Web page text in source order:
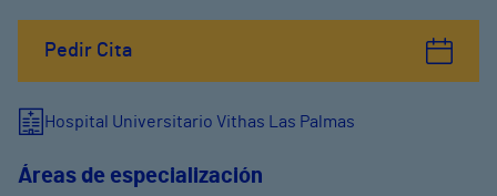
Pedir Cita
Hospital Universitario Vithas Las Palmas
Áreas de especialización